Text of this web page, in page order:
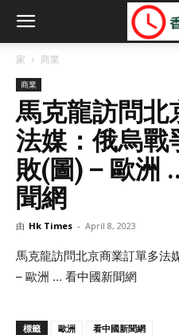
家 商業
商業
馬克龍訪問北
法媒：俄烏戰
敗(圖) – 歐洲
聞網
由 Hk Times - April 8, 2023
馬克龍訪問北京商業訂單多法
– 歐洲 … 看中國新聞網
標籤 歐洲
看中國新聞網